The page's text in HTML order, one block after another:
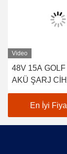
Video
48V 15A
AKÜ ŞARJ
ARABA EZGO
BUGGY ABD
TROJAN
VOLT AKÜ
En İyi